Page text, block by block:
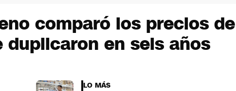
comparó los precios
duplicaron en seis años
LO MÁS